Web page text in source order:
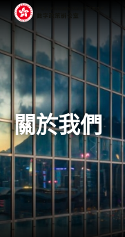
關於我們